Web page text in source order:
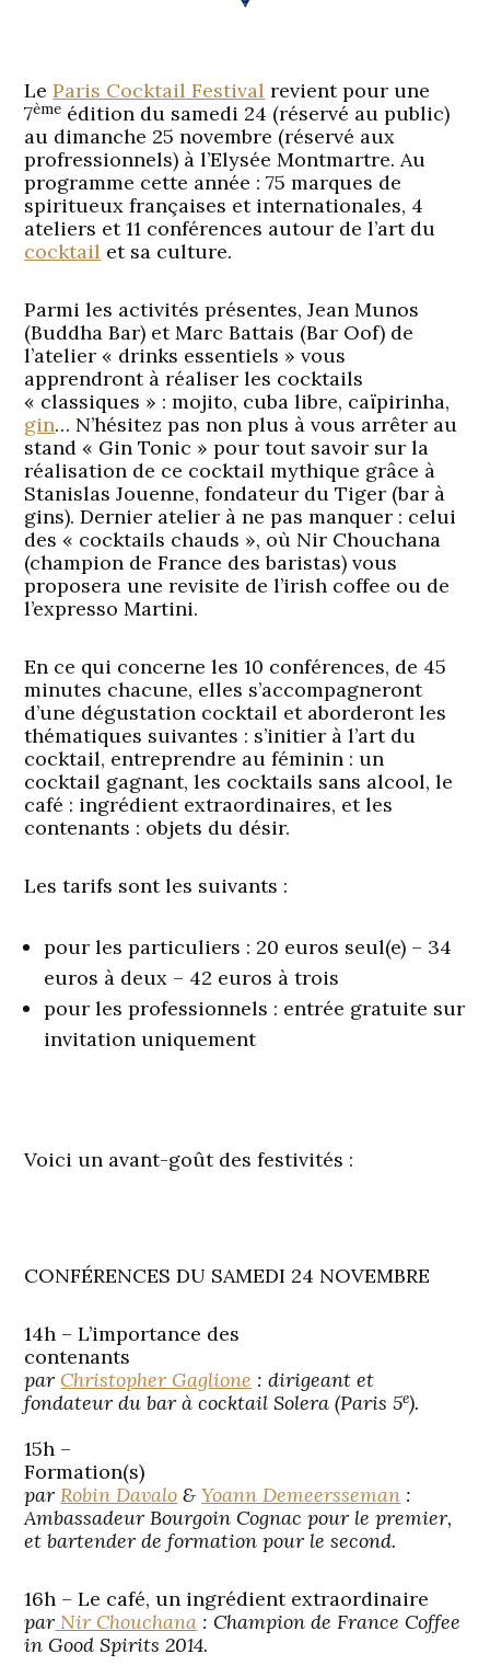
LeParis Cocktail Festival revient pour une
7ème édition du samedi 24 (réservé au public)
au dimanche 25 novembre (réservé aux
profressionnels) à l’Elysée Montmartre. Au
programme cette année : 75 marques de
spiritueux françaises et internationales, 4
ateliers et 11 conférences autour de l’art du
cocktail et sa culture.
Parmi les activités présentes, Jean Munos
(Buddha Bar) et Marc Battais (Bar Oof) de
l’atelier « drinks essentiels » vous
apprendront à réaliser les cocktails
« classiques » : mojito, cuba libre, caïpirinha,
gin… N’hésitez pas non plus à vous arrêter au
stand « Gin Tonic » pour tout savoir sur la
réalisation de ce cocktail mythique grâce à
Stanislas Jouenne, fondateur du Tiger (bar à
gins). Dernier atelier à ne pas manquer : celui
des « cocktails chauds », où Nir Chouchana
(champion de France des baristas) vous
proposera une revisite de l’irish coffee ou de
l’expresso Martini.
En ce qui concerne les 10 conférences, de 45
minutes chacune, elles s’accompagneront
d’une dégustation cocktail et aborderont les
thématiques suivantes : s’initier à l’art du
cocktail, entreprendre au féminin : un
cocktail gagnant, les cocktails sans alcool, le
café : ingrédient extraordinaires, et les
contenants : objets du désir.
Les tarifs sont les suivants :
pour les particuliers : 20 euros seul(e) – 34
euros à deux – 42 euros à trois
pour les professionnels : entrée gratuite sur
invitation uniquement
Voici un avant-goût des festivités :
CONFÉRENCES DU SAMEDI 24 NOVEMBRE
14h – L’importance des
contenants
par Christopher Gaglione : dirigeant et
fondateur du bar à cocktail Solera (Paris 5e).
15h –
Formation(s)
parRobin Davalo &Yoann Demeersseman :
Ambassadeur Bourgoin Cognac pour le premier,
et bartender de formation pour le second.
16h – Le café, un ingrédient extraordinaire
par Nir Chouchana : Champion de France Coffee
in Good Spirits 2014.